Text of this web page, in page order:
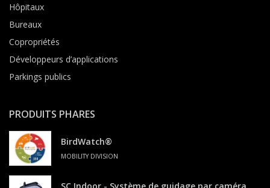
Hôpitaux
Bureaux
Copropriétés
Développeurs d’applications
Parkings publics
PRODUITS PHARES
BirdWatch®
MOBILITY DIVISION